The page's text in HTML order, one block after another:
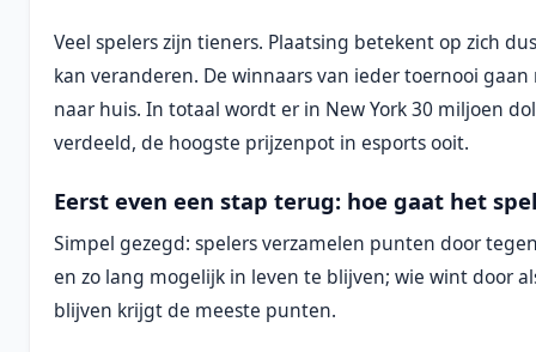
Veel spelers zijn tieners. Plaatsing betekent op zich
kan veranderen. De winnaars van ieder toernooi
naar huis. In totaal wordt er in New York 30 miljoen
verdeeld, de hoogste prijzenpot in esports ooit.
Eerst even een stap terug: hoe gaat het
Simpel gezegd: spelers verzamelen punten door
en zo lang mogelijk in leven te blijven; wie wint door
blijven krijgt de meeste punten.